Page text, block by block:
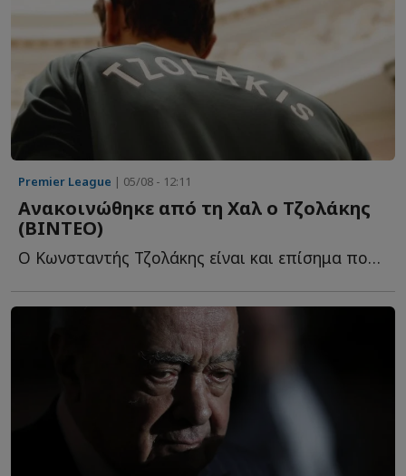
Premier League | 05/08 - 12:11
Ανακοινώθηκε από τη Χαλ ο Τζολάκης
(ΒΙΝΤΕΟ)
Ο Κωνσταντής Τζολάκης είναι και επίσημα ποδοσφαιριστής τ...